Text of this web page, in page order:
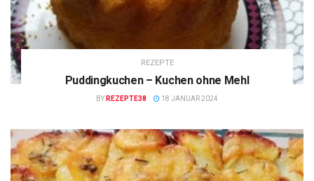
REZEPTE
Puddingkuchen – Kuchen ohne Mehl
BY REZEPTE38 18 JANUAR 2024